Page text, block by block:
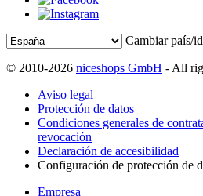
Cambiar país/
© 2010-2026 niceshops GmbH - All
Aviso legal
Protección de datos
Condiciones generales de
revocación
Declaración de accesibilidad
Configuración de protección de
Empresa